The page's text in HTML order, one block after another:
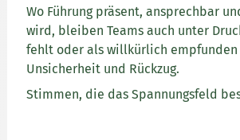
Wo Führung präsent, ansprechbar
wird, bleiben Teams auch unter
fehlt oder als willkürlich empfunden
Unsicherheit und Rückzug.
Stimmen, die das Spannungsfeld